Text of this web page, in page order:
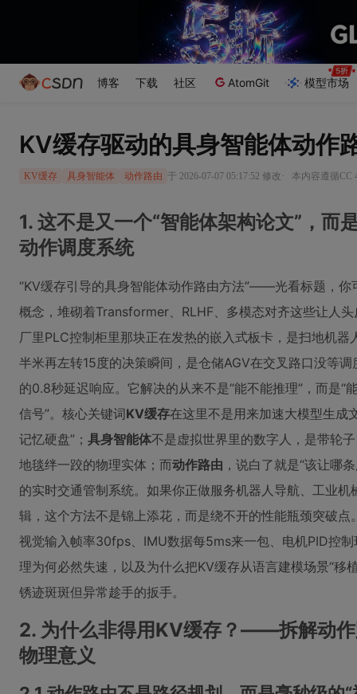
博客 下载 社区 AtomGit 模型市场
KV缓存驱动的具身智能体动作
KV缓存 具身智能体 动作路由 于 2026-07-07 05:17:52 修改 · 本内容遵循CC
1. 这不是又一个“智能体架构论文”，而
动作调度系统
“KV缓存引导的具身智能体动作路由方法”——光看标题，
概念，堆砌着Transformer、RLHF、多模态对齐这些让人
厂里PLC控制柜里那块正在发热的嵌入式板卡，是扫地机器
半米再左转15度的决策瞬间，是仓储AGV在交叉路口没等
的0.8秒延迟响应。它解决的从来不是“能不能推理”，而是
信号”。核心关键词KV缓存在这里不是用来加速大模型生成
记忆硬盘”； 具身智能体不是虚拟世界里的数字人，是带轮
地毯绊一跤的物理实体；而动作路由 ，说白了就是“该让哪
的实时交通管制系统。如果你正做服务机器人导航、工业
辑，这个方法不是锦上添花，而是绕不开的性能瓶颈突破
视觉输入帧率30fps、IMU数据每5ms来一包、电机PID控
理为何必然失速，以及为什么把KV缓存从语言建模场景“移
锈迹斑斑但异常趁手的扳手。
2. 为什么非得用KV缓存？——拆解动
物理意义